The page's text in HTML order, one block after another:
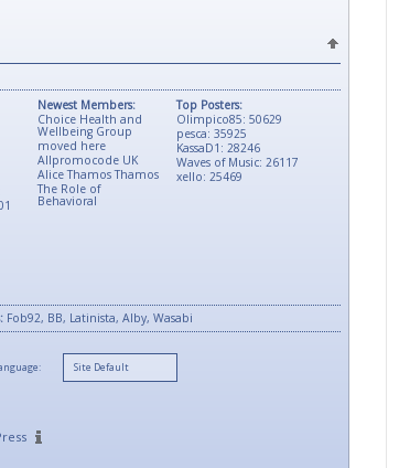
Top Posters:
Olimpico85: 50629
pesca: 35925
KassaD1: 28246
Waves of Music: 26117
xello: 25469
Newest Members:
Choice Health and
Wellbeing Group
moved here
Allpromocode UK
Alice Thamos Thamos
The Role of
Behavioral
Fob92, BB, Latinista, Alby, Wasabi